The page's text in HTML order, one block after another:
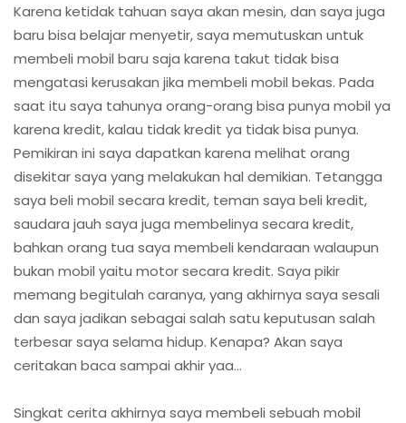
Karena ketidak tahuan saya akan mesin, dan saya juga
baru bisa belajar menyetir, saya memutuskan untuk
membeli mobil baru saja karena takut tidak bisa
mengatasi kerusakan jika membeli mobil bekas. Pada
saat itu saya tahunya orang-orang bisa punya mobil ya
karena kredit, kalau tidak kredit ya tidak bisa punya.
Pemikiran ini saya dapatkan karena melihat orang
disekitar saya yang melakukan hal demikian. Tetangga
saya beli mobil secara kredit, teman saya beli kredit,
saudara jauh saya juga membelinya secara kredit,
bahkan orang tua saya membeli kendaraan walaupun
bukan mobil yaitu motor secara kredit. Saya pikir
memang begitulah caranya, yang akhirnya saya sesali
dan saya jadikan sebagai salah satu keputusan salah
terbesar saya selama hidup. Kenapa? Akan saya
ceritakan baca sampai akhir yaa…
Singkat cerita akhirnya saya membeli sebuah mobil